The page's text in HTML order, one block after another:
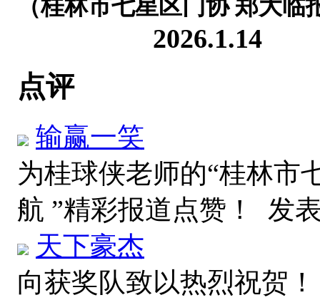
（桂林市七星区门协 郑大临
2026.1.14
点评
输赢一笑
为桂球侠老师的“桂林市
航 ”精彩报道点赞！ 发
天下豪杰
向获奖队致以热烈祝贺